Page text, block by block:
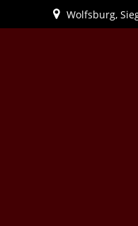
Inhalt
Wolfsburg,